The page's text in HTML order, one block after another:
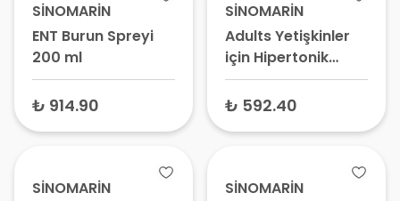
SİNOMARİN
ENT Burun Spreyi
200 ml
₺ 914.90
SİNOMARİN
Adults Yetişkinler
için Hipertonik
Deniz Suyu 125 ml
₺ 592.40
SİNOMARİN
SİNOMARİN